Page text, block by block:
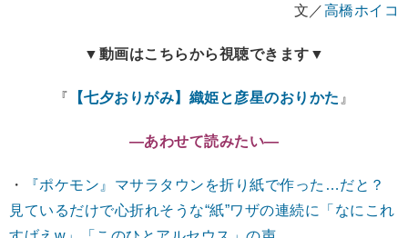
文／高橋ホイコ
▼動画はこちらから視聴できます▼
『 【七夕おりがみ】織姫と彦星のおりかた 』
―あわせて読みたい―
・
『ポケモン』マサラタウンを折り紙で作った…だと？
見ているだけで心折れそうな“紙”ワザの連続に「なにこれ